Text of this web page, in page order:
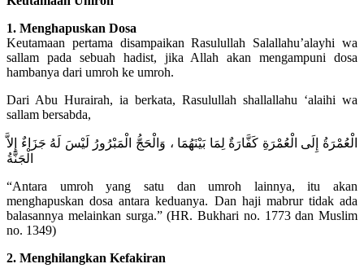
1. Menghapuskan Dosa
Keutamaan pertama disampaikan Rasulullah Salallahu’alayhi wa
sallam pada sebuah hadist, jika Allah akan mengampuni dosa
hambanya dari umroh ke umroh.
Dari Abu Hurairah, ia berkata, Rasulullah shallallahu ‘alaihi wa
sallam bersabda,
الْعُمْرَةُ إِلَى الْعُمْرَةِ كَفَّارَةٌ لِمَا بَيْنَهُمَا ، وَالْحَجُّ الْمَبْرُورُ لَيْسَ لَهُ جَزَاءٌ إِلاَّ
الْجَنَّةُ
“Antara umroh yang satu dan umroh lainnya, itu akan
menghapuskan dosa antara keduanya. Dan haji mabrur tidak ada
balasannya melainkan surga.” (HR. Bukhari no. 1773 dan Muslim
no. 1349)
2. Menghilangkan Kefakiran